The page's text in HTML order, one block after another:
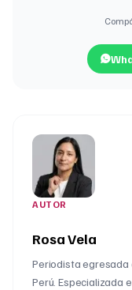
AUTOR
Rosa Vela
Periodista egresada
Perú. Especializada